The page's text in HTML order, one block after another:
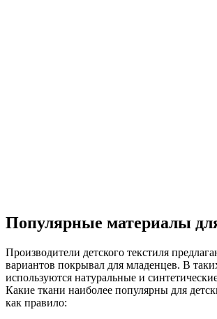
Популярные материалы
Производители детского текстиля
вариантов покрывал для младенцев. В
используются натуральные и
Какие ткани наиболее популярны для
как правило: